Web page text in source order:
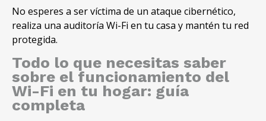
No esperes a ser víctima de un ataque cibernético,
realiza una auditoría Wi-Fi en tu casa y mantén tu red
protegida.
Todo lo que necesitas saber
sobre el funcionamiento del
Wi-Fi en tu hogar: guía
completa